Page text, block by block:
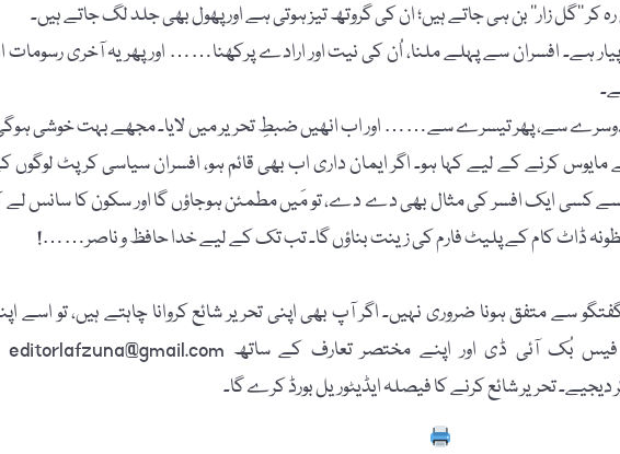
’’گل زار‘‘ بن ہی جاتے ہیں؛ ان کی گروتھ تیز ہوتی ہے اور پھول بھی جلد لگ جاتے ہیں۔
ہے۔ افسران سے پہلے ملنا، اُن کی نیت اور ارادے پرکھنا…… اور پھر یہ آخری رسومات
دوسرے سے، پھر تیسرے سے…… اور اب انھیں ضبطِ تحریر میں لایا۔ مجھے بہت خوشی
کرنے کے لیے کہا ہو۔ اگر ایمان داری اب بھی قائم ہو، افسران سیاسی کرپٹ لوگوں
ایسے کسی ایک افسر کی مثال بھی دے دے، تو مَیں مطمئن ہوجاؤں گا اور سکون کا سانس لے
لفظونہ ڈاٹ کام کے پلیٹ فارم کی زینت بناؤں گا۔ تب تک کے لیے خدا حافظ و ناصر……!
سے متفق ہونا ضروری نہیں۔ اگر آپ بھی اپنی تحریر شائع کروانا چاہتے ہیں، تو اسے